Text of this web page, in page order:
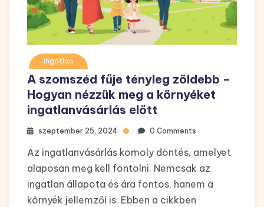
Ingatlan
A szomszéd fűje tényleg zöldebb –
Hogyan nézzük meg a környéket
ingatlanvásárlás előtt
szeptember 25, 2024 0 Comments
Az ingatlanvásárlás komoly döntés, amelyet
alaposan meg kell fontolni. Nemcsak az
ingatlan állapota és ára fontos, hanem a
környék jellemzői is. Ebben a cikkben